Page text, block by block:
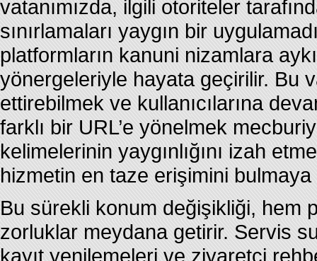
vatanımızda, ilgili otoriteler
sınırlamaları yaygın bir
platformların kanuni nizamlara
yönergeleriyle hayata geçirilir. Bu
ettirebilmek ve kullanıcılarına
farklı bir URL’e yönelmek
kelimelerinin yaygınlığını izah
hizmetin en taze erişimini bulmaya
Bu sürekli konum değişikliği, hem
zorluklar meydana getirir. Servis
kayıt yenilemeleri ve ziyaretçi